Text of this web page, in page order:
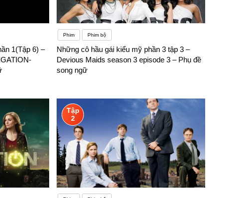
1(Tập 6) –
Phim Phim bộ
Những cô hầu gái kiểu mỹ phần 3 tập 3 –
Devious Maids season 3 episode 3 – Phụ đề
song ngữ
Tập
2